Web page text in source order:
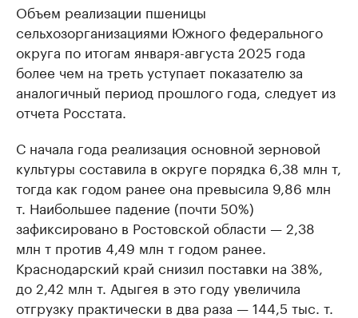
Объем реализации пшеницы
сельхозорганизациями Южного федерального
округа по итогам января-августа 2025 года
более чем на треть уступает показателю за
аналогичный период прошлого года, следует из
отчета Росстата.
С начала года реализация основной зерновой
культуры составила в округе порядка 6,38 млн т,
тогда как годом ранее она превысила 9,86 млн
т. Наибольшее падение (почти 50%)
зафиксировано в Ростовской области — 2,38
млн т против 4,49 млн т годом ранее.
Краснодарский край снизил поставки на 38%,
до 2,42 млн т. Адыгея в это году увеличила
отгрузку практически в два раза — 144,5 тыс. т.